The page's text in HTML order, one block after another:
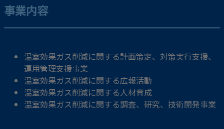
事業内容
温室効果ガス削減に関する計画策定、対策実行支援、
運用管理支援事業
温室効果ガス削減に関する広報活動
温室効果ガス削減に関する人材育成
温室効果ガス削減に関する調査、研究、技術開発事業